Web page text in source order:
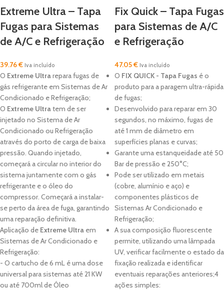
Extreme Ultra – Tapa
Fugas para Sistemas
de A/C e Refrigeração
39.76€ Iva incluído
O Extreme Ultrarepara fugas de
gás refrigerante em Sistemas de Ar
Condicionado e Refrigeração;
O Extreme Ultratem de ser
injetado no Sistema de Ar
Condicionado ou Refrigeração
através do porto de carga de baixa
pressão. Quando injetado,
começará a circular no interior do
sistema juntamente com o gás
refrigerante e o óleo do
compressor. Começará a instalar-
se perto da área de fuga, garantindo
uma reparação definitiva.
Aplicação de Extreme Ultra em
Sistemas de Ar Condicionado e
Refrigeração:
- O cartucho de 6 mL é uma dose
universal para sistemas até 21 KW
ou até 700ml de Óleo
Fix Quick – Tapa Fugas
para Sistemas de A/C
e Refrigeração
47.05€ Iva incluído
O FIX QUICK - Tapa Fugas é o
produto para a paragem ultra-rápida
de fugas;
Desenvolvido para reparar em 30
segundos, no máximo, fugas de
até 1 mm de diâmetro em
superfícies planas e curvas;
Garante uma estanqueidade até 50
Bar de pressão e 250°C;
Pode ser utilizado em metais
(cobre, alumínio e aço) e
componentes plásticos de
Sistemas Ar Condicionado e
Refrigeração;
A sua composição fluorescente
permite, utilizando uma lâmpada
UV, verificar facilmente o estado da
fixação realizada e identificar
eventuais reparações anteriores;4
ações simples: